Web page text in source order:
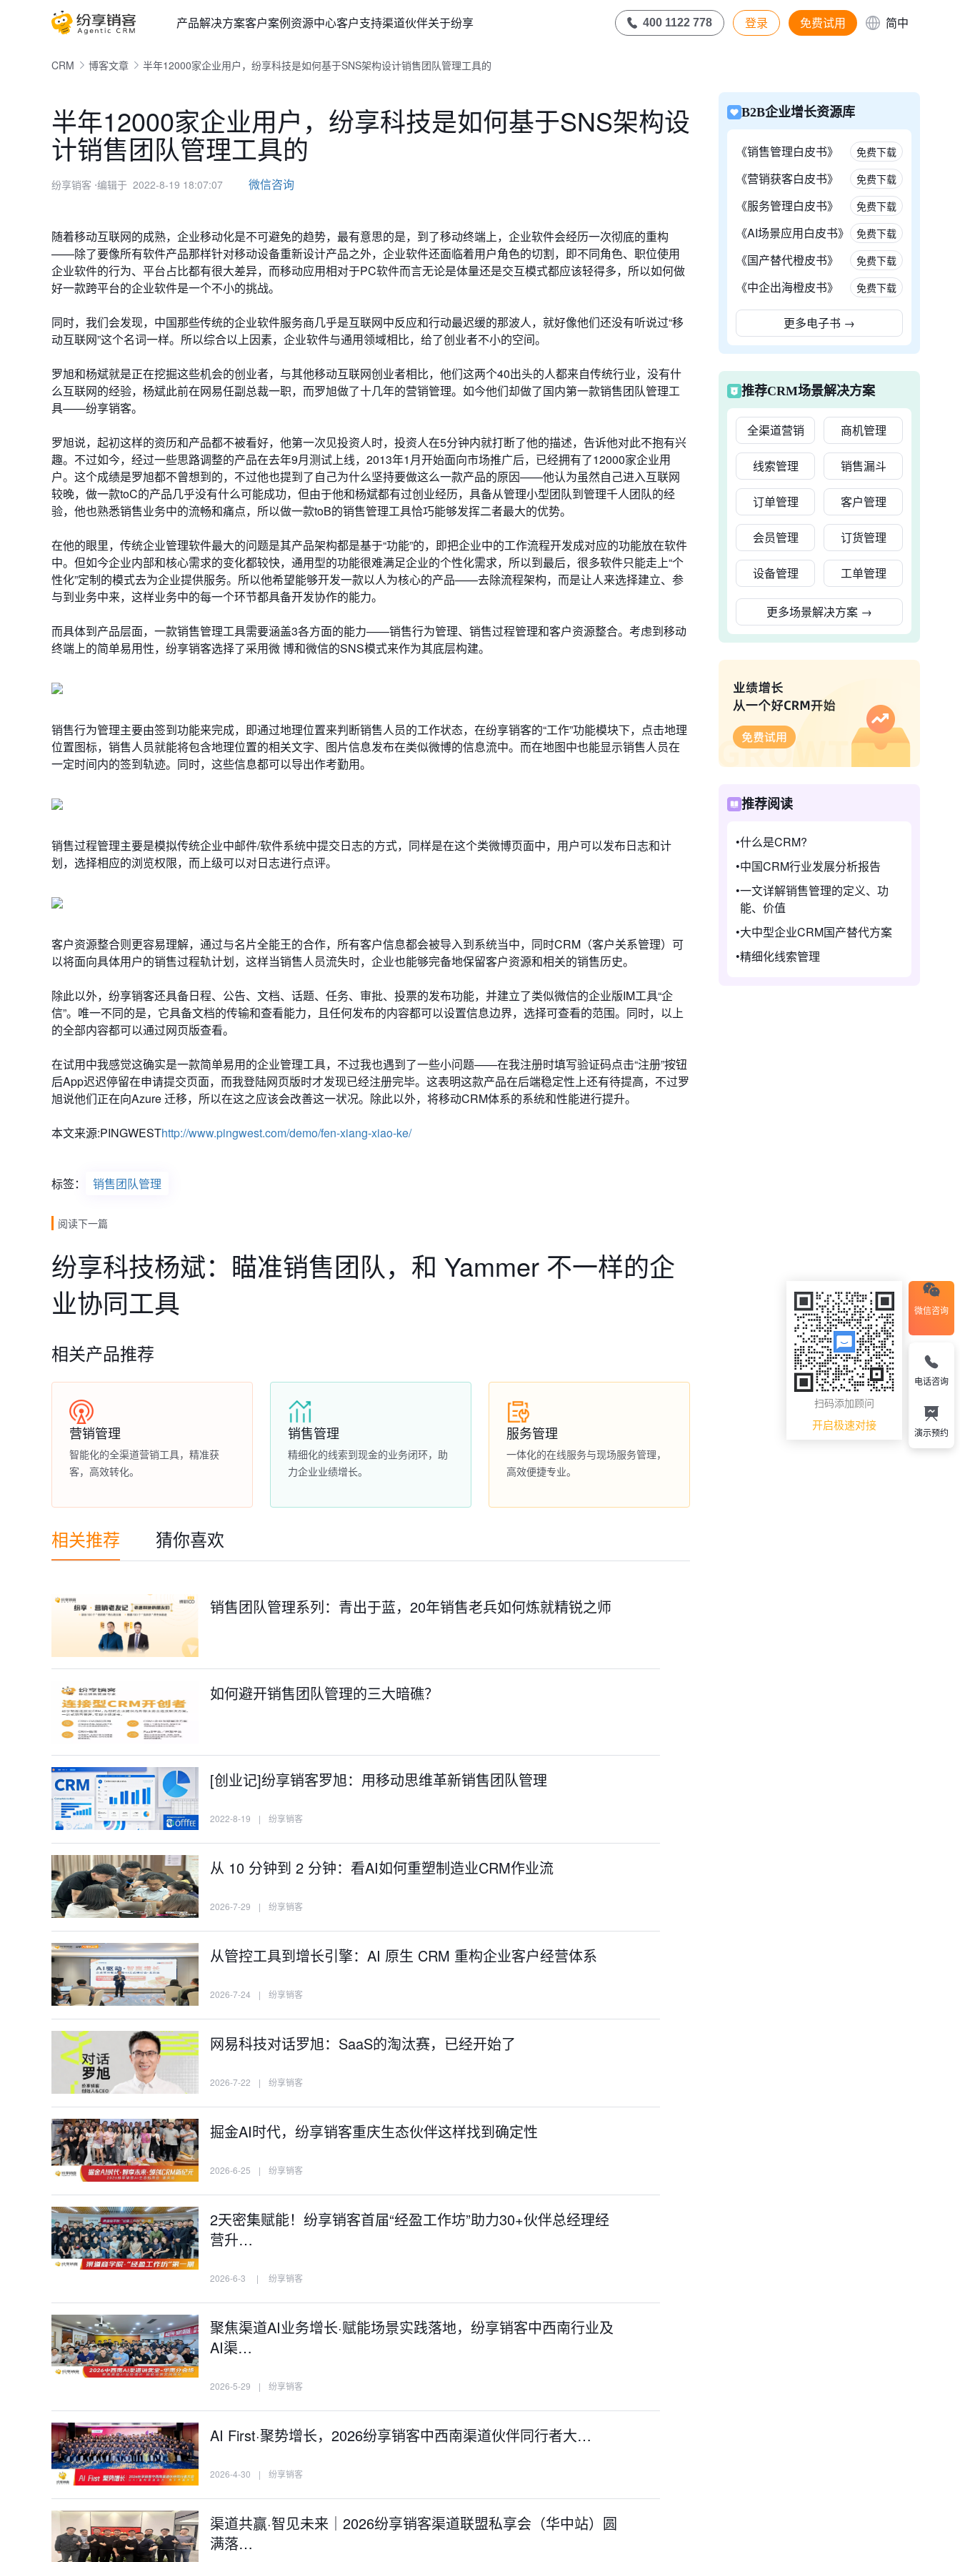
产品解决方案客户案例资源中心客户支持渠道伙伴关于纷享 400 1122 778 登录 免费试用 简中
CRM 博客文章 半年12000家企业用户，纷享科技是如何基于SNS架构设计销售团队管理工具的
半年12000家企业用户，纷享科技是如何基于SNS架构设
计销售团队管理工具的
纷享销客 ⋅编辑于 2022-8-19 18:07:07 微信咨询
随着移动互联网的成熟，企业移动化是不可避免的趋势，最有意思的是，到了移动终端上，企业软件会经历一次彻底的重构
——除了要像所有软件产品那样针对移动设备重新设计产品之外，企业软件还面临着用户角色的切割，即不同角色、职位使用
企业软件的行为、平台占比都有很大差异，而移动应用相对于PC软件而言无论是体量还是交互模式都应该轻得多，所以如何做
好一款跨平台的企业软件是一个不小的挑战。
同时，我们会发现，中国那些传统的企业软件服务商几乎是互联网中反应和行动最迟缓的那波人，就好像他们还没有听说过“移
动互联网”这个名词一样。所以综合以上因素，企业软件与通用领域相比，给了创业者不小的空间。
罗旭和杨斌就是正在挖掘这些机会的创业者，与其他移动互联网创业者相比，他们这两个40出头的人都来自传统行业，没有什
么互联网的经验，杨斌此前在网易任副总裁一职，而罗旭做了十几年的营销管理。如今他们却做了国内第一款销售团队管理工
具——纷享销客。
罗旭说，起初这样的资历和产品都不被看好，他第一次见投资人时，投资人在5分钟内就打断了他的描述，告诉他对此不抱有兴
趣。不过如今，经过一些思路调整的产品在去年9月测试上线，2013年1月开始面向市场推广后，已经拥有了12000家企业用
户。这个成绩是罗旭都不曾想到的，不过他也提到了自己为什么坚持要做这么一款产品的原因——他认为虽然自己进入互联网
较晚，做一款toC的产品几乎没有什么可能成功，但由于他和杨斌都有过创业经历，具备从管理小型团队到管理千人团队的经
验，他也熟悉销售业务中的流畅和痛点，所以做一款toB的销售管理工具恰巧能够发挥二者最大的优势。
在他的眼里，传统企业管理软件最大的问题是其产品架构都是基于“功能”的，即把企业中的工作流程开发成对应的功能放在软件
中。但如今企业内部和核心需求的变化都较快，通用型的功能很难满足企业的个性化需求，所以到最后，很多软件只能走上“个
性化”定制的模式去为企业提供服务。所以他希望能够开发一款以人为核心的产品——去除流程架构，而是让人来选择建立、参
与到业务中来，这样业务中的每一个环节都具备开发协作的能力。
而具体到产品层面，一款销售管理工具需要涵盖3各方面的能力——销售行为管理、销售过程管理和客户资源整合。考虑到移动
终端上的简单易用性，纷享销客选择了采用微 博和微信的SNS模式来作为其底层构建。
销售行为管理主要由签到功能来完成，即通过地理位置来判断销售人员的工作状态，在纷享销客的“工作”功能模块下，点击地理
位置图标，销售人员就能将包含地理位置的相关文字、图片信息发布在类似微博的信息流中。而在地图中也能显示销售人员在
一定时间内的签到轨迹。同时，这些信息都可以导出作考勤用。
销售过程管理主要是模拟传统企业中邮件/软件系统中提交日志的方式，同样是在这个类微博页面中，用户可以发布日志和计
划，选择相应的浏览权限，而上级可以对日志进行点评。
客户资源整合则更容易理解，通过与名片全能王的合作，所有客户信息都会被导入到系统当中，同时CRM（客户关系管理）可
以将面向具体用户的销售过程轨计划，这样当销售人员流失时，企业也能够完备地保留客户资源和相关的销售历史。
除此以外，纷享销客还具备日程、公告、文档、话题、任务、审批、投票的发布功能，并建立了类似微信的企业版IM工具“企
信”。唯一不同的是，它具备文档的传输和查看能力，且任何发布的内容都可以设置信息边界，选择可查看的范围。同时，以上
的全部内容都可以通过网页版查看。
在试用中我感觉这确实是一款简单易用的企业管理工具，不过我也遇到了一些小问题——在我注册时填写验证码点击“注册”按钮
后App迟迟停留在申请提交页面，而我登陆网页版时才发现已经注册完毕。这表明这款产品在后端稳定性上还有待提高，不过罗
旭说他们正在向Azure 迁移，所以在这之应该会改善这一状况。除此以外，将移动CRM体系的系统和性能进行提升。
本文来源:PINGWESThttp://www.pingwest.com/demo/fen-xiang-xiao-ke/
标签： 销售团队管理
阅读下一篇
纷享科技杨斌：瞄准销售团队，和 Yammer 不一样的企
业协同工具
相关产品推荐
营销管理
智能化的全渠道营销工具，精准获
客，高效转化。
销售管理
精细化的线索到现金的业务闭环，助
力企业业绩增长。
服务管理
一体化的在线服务与现场服务管理，
高效便捷专业。
B2B企业增长资源库
《销售管理白皮书》 免费下载
《营销获客白皮书》 免费下载
《服务管理白皮书》 免费下载
《AI场景应用白皮书》 免费下载
《国产替代橙皮书》 免费下载
《中企出海橙皮书》 免费下载
更多电子书 →
推荐CRM场景解决方案
全渠道营销 商机管理
线索管理 销售漏斗
订单管理 客户管理
会员管理 订货管理
设备管理 工单管理
更多场景解决方案 →
推荐阅读
什么是CRM?
中国CRM行业发展分析报告
一文详解销售管理的定义、功
能、价值
大中型企业CRM国产替代方案
精细化线索管理
相关推荐 猜你喜欢
销售团队管理系列：青出于蓝，20年销售老兵如何炼就精锐之师
如何避开销售团队管理的三大暗礁？
[创业记]纷享销客罗旭：用移动思维革新销售团队管理
2022-8-19 | 纷享销客
从 10 分钟到 2 分钟：看AI如何重塑制造业CRM作业流
2026-7-29 | 纷享销客
从管控工具到增长引擎：AI 原生 CRM 重构企业客户经营体系
2026-7-24 | 纷享销客
网易科技对话罗旭：SaaS的淘汰赛，已经开始了
2026-7-22 | 纷享销客
掘金AI时代，纷享销客重庆生态伙伴这样找到确定性
2026-6-25 | 纷享销客
2天密集赋能！纷享销客首届“经盈工作坊”助力30+伙伴总经理经
营升…
2026-6-3 | 纷享销客
聚焦渠道AI业务增长·赋能场景实践落地，纷享销客中西南行业及
AI渠…
2026-5-29 | 纷享销客
AI First·聚势增长，2026纷享销客中西南渠道伙伴同行者大…
2026-4-30 | 纷享销客
渠道共赢·智见未来｜2026纷享销客渠道联盟私享会（华中站）圆
满落…
微信咨询
扫码添加顾问
开启极速对接
电话咨询
演示预约